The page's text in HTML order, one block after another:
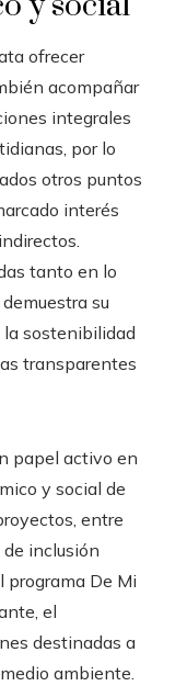
ofrecer
acompañar
integrales
por lo
otros puntos
interés
tanto en lo
su
sostenibilidad
transparentes
papel activo en
y social de
entre
inclusión
programa De Mi
el
destinadas a
ambiente.